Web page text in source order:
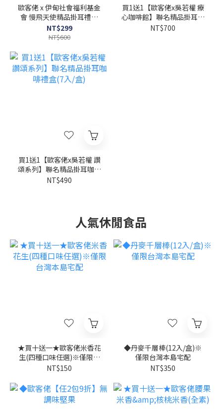
歐客佬 x 伊甸社會福利基金
會 慢飛天使精品掛耳禮盒
(10包/盒)附提繩
NT$299
NT$600
買1送1【歐客佬x吳若權 療
心咖啡館】聯名精品掛耳禮
盒(10入/盒)附提繩
NT$700
買1送1【歐客佬x吳若權 讚
頌系列】聯名精品掛耳咖啡
禮盒(7入/盒)
NT$490
人氣休閒食品
★買十送一★歐客佬米香花
生(四種口味任選)※僅限台
灣本島宅配
NT$150
◆丹麥千層棒(12入/盒)※
僅限台灣本島宅配
NT$350